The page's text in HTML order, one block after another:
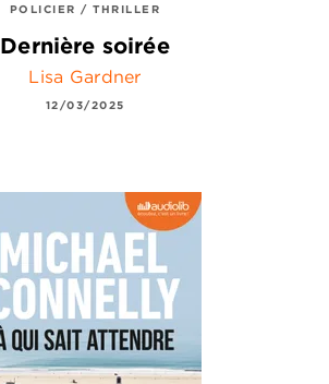
POLICIER / THRILLER
Dernière soirée
Lisa Gardner
12/03/2025